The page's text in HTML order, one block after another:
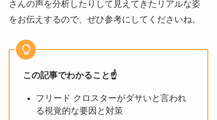
さんの声を分析したりして見えてきたリアルな姿
をお伝えするので、ぜひ参考にしてくださいね。
この記事でわかること☝️
フリード クロスターがダサいと言われ
る視覚的な要因と対策